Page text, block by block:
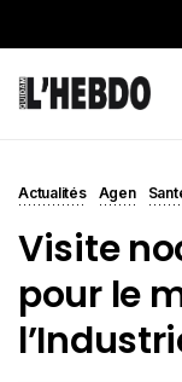
Actualités Agen
Visite
pour le